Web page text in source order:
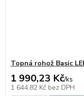
Topná rohož Basic
1 990,23 Kč/ks
1 644,82 Kč bez DPH